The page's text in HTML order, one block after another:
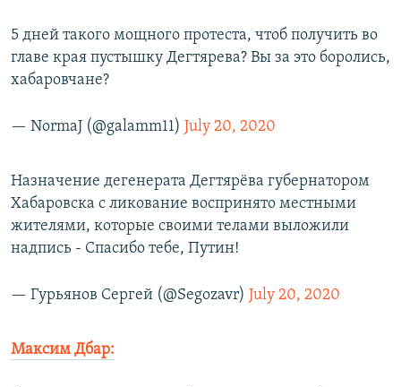
5 дней такого мощного протеста, чтоб получить во
главе края пустышку Дегтярева? Вы за это боролись,
хабаровчане?
— NormaJ (@galamm11) July 20, 2020
Назначение дегенерата Дегтярёва губернатором
Хабаровска с ликование воспринято местными
жителями, которые своими телами выложили
надпись - Спасибо тебе, Путин!
— Гурьянов Сергей (@Segozavr) July 20, 2020
Максим Дбар: